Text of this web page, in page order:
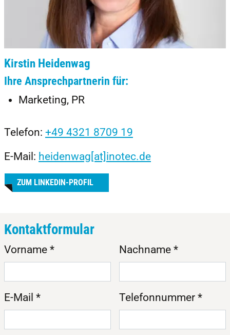
Kirstin Heidenwag
Ihre Ansprechpartnerin für:
Marketing, PR
Telefon: +49 4321 8709 19
E-Mail: heidenwag[at]inotec.de
ZUM LINKEDIN-PROFIL
Kontaktformular
Vorname * Nachname *
E-Mail * Telefonnummer *